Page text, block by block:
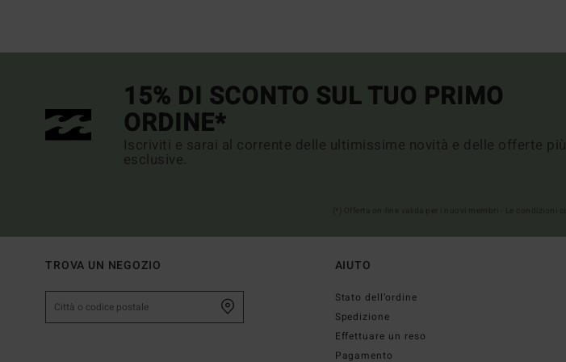
15% DI SCONTO SUL TUO PRIMO
ORDINE*
Iscriviti e sarai al corrente delle ultimissime novità e delle offerte più
esclusive.
TROVA UN NEGOZIO AIUTO
Stato dell’ordine
Spedizione
Effettuare un reso
Pagamento